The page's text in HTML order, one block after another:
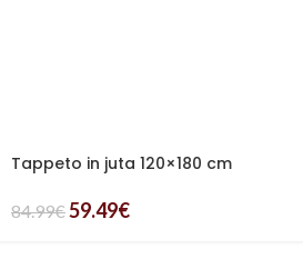
Tappeto in juta 120×180 cm
84.99€59.49€